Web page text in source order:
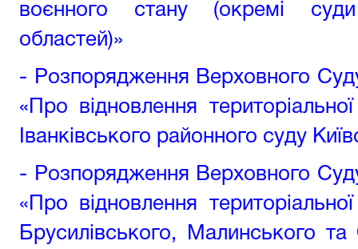
воєнного стану (окремі
областей)»
- Розпорядження Верховного
«Про відновлення
Іванківського районного суду
- Розпорядження Верховного
«Про відновлення
Брусилівського, Малинського